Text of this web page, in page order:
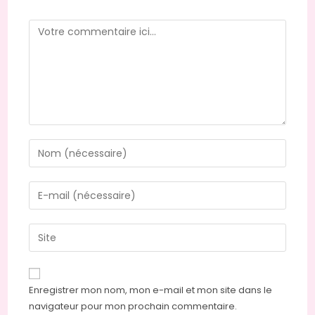
Comment
Enter
your
name
or
to
comment
Enter
your
email
address
comment
Saisir
l’URL
de
votre
site
Enregistrer mon nom, mon e-mail et mon site dans le
navigateur pour mon prochain commentaire.